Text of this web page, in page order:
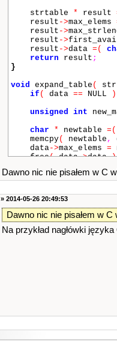
strtable * result
result ->max_elems
result ->
result ->
result ->data = (
return result ;
}
void expand_table (
if ( data == NULL )
unsigned int
char
* newtable = (
memcpy( newtable ,
data->max_elems =
free(data->data)
printf ( "Table
intsave_string
if(strlen(str)
return - 1;
if(idx>=src->
returnNULL;
Dawno nic nie pisałem w C
» 2014-05-26 20:49:53
Dawno nic nie pisałem w C
Na przykład nagłówki